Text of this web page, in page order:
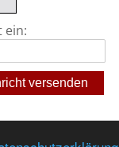
ein:
versenden